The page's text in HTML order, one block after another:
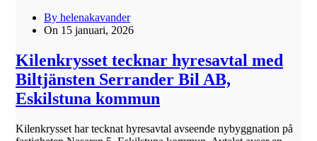
By helenakavander
On 15 januari, 2026
Kilenkrysset tecknar hyresavtal med
Biltjänsten Serrander Bil AB,
Eskilstuna kommun
Kilenkrysset har tecknat hyresavtal avseende nybyggnation på